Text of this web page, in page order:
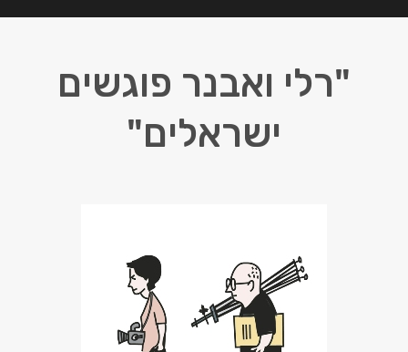
"רלי ואבנר פוגשים
ישראלים"